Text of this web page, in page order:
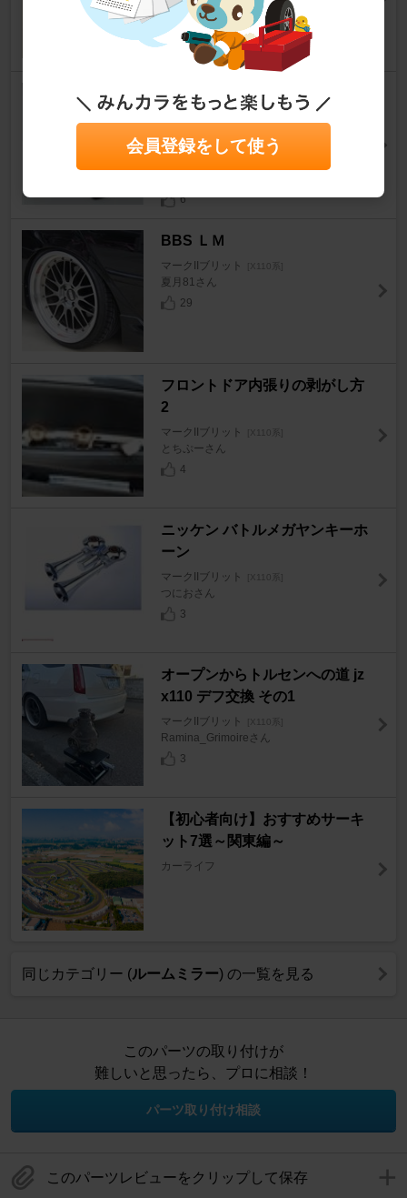
マークIIブリット [X110系]
にけちんさん
トヨタ(純正) GX71 クレシーダ
用 ボンネットフードオーナメン
ト
6
BBS ＬＭ
マークIIブリット [X110系]
夏月81さん
29
フロントドア内張りの剥がし方
2
マークIIブリット [X110系]
とちぷーさん
4
ニッケン バトルメガヤンキーホ
ーン
マークIIブリット [X110系]
つにおさん
3
オープンからトルセンへの道 jz
x110 デフ交換 その1
マークIIブリット [X110系]
Ramina_Grimoireさん
3
【初心者向け】おすすめサーキ
ット7選～関東編～
カーライフ
同じカテゴリー (ルームミラー) の一覧を見る
このパーツの取り付けが
難しいと思ったら、プロに相談！
パーツ取り付け相談
このパーツレビューをクリップして保存
会員登録をして使う